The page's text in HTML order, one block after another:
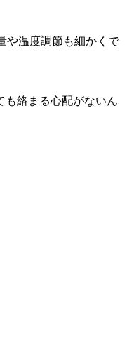
や温度調節も細かくで
も絡まる心配がないん